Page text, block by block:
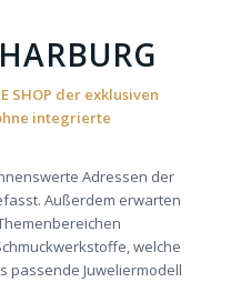
SHOP der exklusiven
integrierte
Adressen der
Außerdem erwarten
welche
passende Juweliermodell